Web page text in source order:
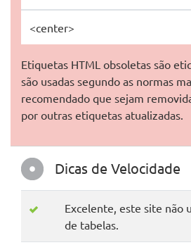
<center>
Etiquetas HTML obsoletas são
são usadas segundo as normas
recomendado que sejam
por outras etiquetas atualizadas.
Dicas de Velocidade
Excelente, este site não
de tabelas.